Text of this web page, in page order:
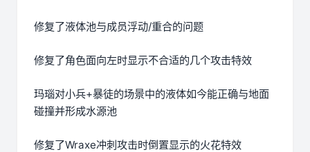
修复了液体池与成员浮动/重合的问题
修复了角色面向左时显示不合适的几个攻击特效
玛瑙对小兵+暴徒的场景中的液体如今能正确与地面
碰撞并形成水源池
修复了Wraxe冲刺攻击时倒置显示的火花特效